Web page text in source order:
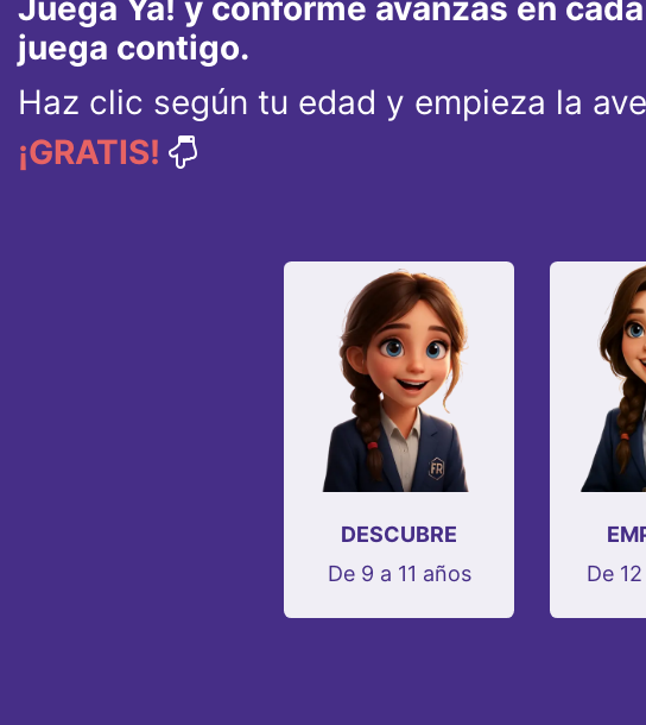
juega contigo.
Haz clic según tu edad y empieza la
¡GRATIS!
DESCUBRE
De 9 a 11 años
De